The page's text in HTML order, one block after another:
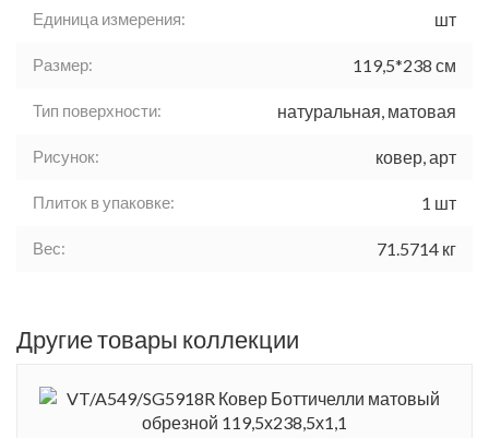
Единица измерения: шт
Размер: 119,5*238 см
Тип поверхности: натуральная, матовая
Рисунок: ковер, арт
Плиток в упаковке: 1 шт
Вес: 71.5714 кг
Другие товары коллекции